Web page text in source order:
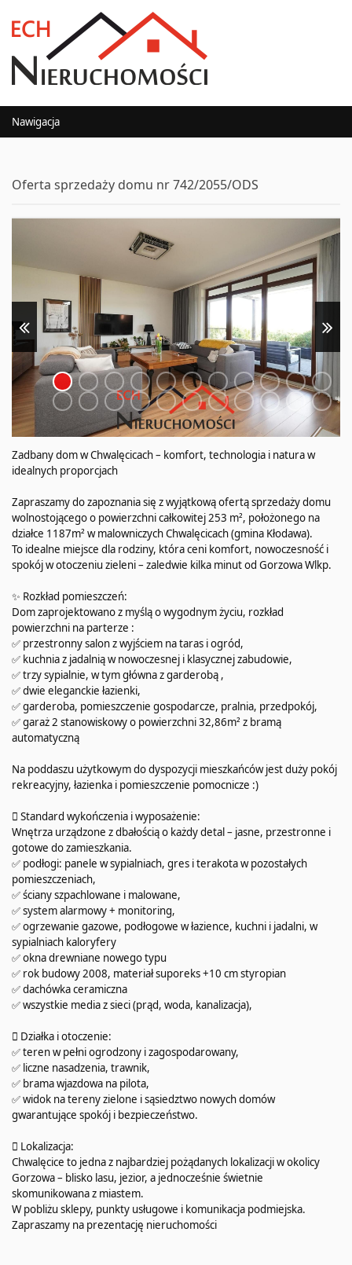
Nawigacja
Oferta sprzedaży domu nr 742/2055/ODS
Zadbany dom w Chwalęcicach – komfort, technologia i natura w
idealnych proporcjach
Zapraszamy do zapoznania się z wyjątkową ofertą sprzedaży domu
wolnostojącego o powierzchni całkowitej 253 m², położonego na
działce 1187m² w malowniczych Chwalęcicach (gmina Kłodawa).
To idealne miejsce dla rodziny, która ceni komfort, nowoczesność i
spokój w otoczeniu zieleni – zaledwie kilka minut od Gorzowa Wlkp.
✨ Rozkład pomieszczeń:
Dom zaprojektowano z myślą o wygodnym życiu, rozkład
powierzchni na parterze :
✅ przestronny salon z wyjściem na taras i ogród,
✅ kuchnia z jadalnią w nowoczesnej i klasycznej zabudowie,
✅ trzy sypialnie, w tym główna z garderobą ,
✅ dwie eleganckie łazienki,
✅ garderoba, pomieszczenie gospodarcze, pralnia, przedpokój,
✅ garaż 2 stanowiskowy o powierzchni 32,86m² z bramą
automatyczną
Na poddaszu użytkowym do dyspozycji mieszkańców jest duży pokój
rekreacyjny, łazienka i pomieszczenie pomocnicze :)
 Standard wykończenia i wyposażenie:
Wnętrza urządzone z dbałością o każdy detal – jasne, przestronne i
gotowe do zamieszkania.
✅ podłogi: panele w sypialniach, gres i terakota w pozostałych
pomieszczeniach,
✅ ściany szpachlowane i malowane,
✅ system alarmowy + monitoring,
✅ ogrzewanie gazowe, podłogowe w łazience, kuchni i jadalni, w
sypialniach kaloryfery
✅ okna drewniane nowego typu
✅ rok budowy 2008, materiał suporeks +10 cm styropian
✅ dachówka ceramiczna
✅ wszystkie media z sieci (prąd, woda, kanalizacja),
 Działka i otoczenie:
✅ teren w pełni ogrodzony i zagospodarowany,
✅ liczne nasadzenia, trawnik,
✅ brama wjazdowa na pilota,
✅ widok na tereny zielone i sąsiedztwo nowych domów
gwarantujące spokój i bezpieczeństwo.
 Lokalizacja:
Chwalęcice to jedna z najbardziej pożądanych lokalizacji w okolicy
Gorzowa – blisko lasu, jezior, a jednocześnie świetnie
skomunikowana z miastem.
W pobliżu sklepy, punkty usługowe i komunikacja podmiejska.
Zapraszamy na prezentację nieruchomości